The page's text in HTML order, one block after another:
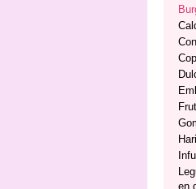
en